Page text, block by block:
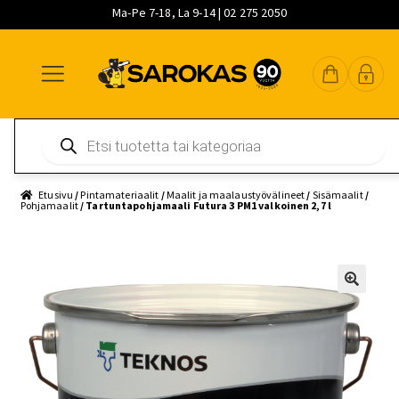
Ma-Pe 7-18, La 9-14 | 02 275 2050
navigointiin
sisältöön
pääsisältöön
search
Etusivu /Pintamateriaalit /Maalit ja maalaustyövälineet / Sisämaalit/
Pohjamaalit/ Tartuntapohjamaali Futura 3 PM1 valkoinen 2,7 l